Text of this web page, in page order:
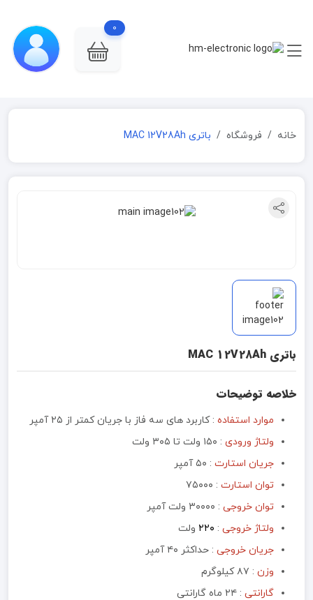
0
خانه فروشگاه باتری MAC 12V28Ah
باتری MAC 12V28Ah
خلاصه توضیحات
موارد استفاده : کاربرد های سه فاز با جریان کمتر از ۲۵ آمپر
ولتاژ ورودی : ۱۵۰ ولت تا ۳۰۵ ولت
جریان استارت : ۵۰ آمپر
توان استارت :‌ ۷۵۰۰۰
توان خروجی :‌ ۳۰۰۰۰ ولت آمپر
ولتاژ خروجی : ۲۲۰ ولت
جریان خروجی :‌ حداکثر ۴۰ آمپر
وزن : ۸۷ کیلوگرم
گارانتی : ۲۴ ماه گارانتی